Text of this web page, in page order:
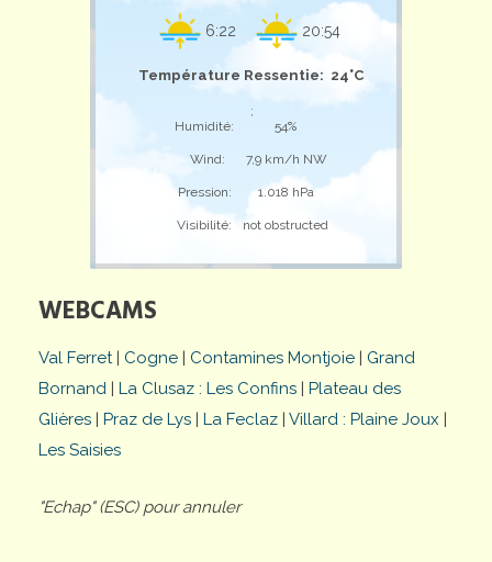
6:22 20:54
Température Ressentie: 24°C
;
Humidité:
54%
Wind: 7,9 km/h NW
Pression: 1.018 hPa
Visibilité: not obstructed
WEBCAMS
Val Ferret| Cogne | Contamines Montjoie | Grand
Bornand | La Clusaz : Les Confins | Plateau des
Glières | Praz de Lys | La Feclaz | Villard : Plaine Joux |
Les Saisies
"Echap" (ESC) pour annuler